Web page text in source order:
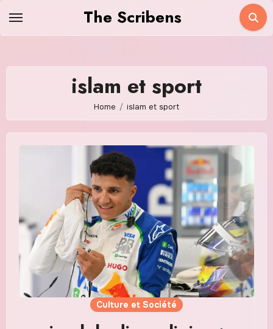
The Scribens
islam et sport
Home islam et sport
Culture et Société